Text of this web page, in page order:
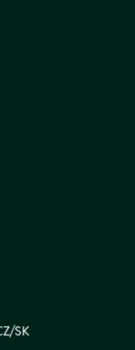
SK